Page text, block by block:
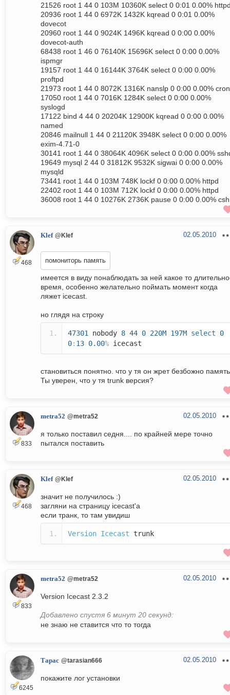
21526 root 1 44 0 103M 10360K select 0 0:01 0.00%
20936 root 1 44 0 6972K 1432K kqread 0 0:01 0.00%
dovecot
20960 root 1 44 0 9024K 1496K kqread 0 0:00 0.00%
dovecot-auth
68438 root 1 46 0 76140K 15696K select 0 0:00 0.00%
ispmgr
19157 root 1 44 0 16144K 3764K select 0 0:00 0.00%
proftpd
21973 root 1 44 0 8072K 1316K nanslp 0 0:00 0.00% cron
17050 root 1 44 0 7016K 1284K select 0 0:00 0.00%
syslogd
17122 bind 4 44 0 20204K 12900K kqread 0 0:00 0.00%
named
20846 mailnull 1 44 0 21120K 3948K select 0 0:00 0.00%
exim-4.71-0
30141 root 1 44 0 38064K 4096K select 0 0:00 0.00%
19649 mysql 2 44 0 31812K 9532K sigwai 0 0:00 0.00%
mysqld
73441 root 1 44 0 103M 748K lockf 0 0:00 0.00% httpd
22402 root 1 44 0 103M 712K lockf 0 0:00 0.00% httpd
36008 root 1 44 0 10276K 2736K pause 0 0:00 0.00% csh
468
Klef @Klef 02.05.2010
помониторь память
имеется в виду понаблюдать за ней какое то
время, особенно желательно поймать момент когда
ляжет icecast.
но глядя на строку
47301 nobody 8 44 0 220M 197M select
0
0: 13 0.00% icecast
становиться понятно. что у тя он жрет безбожно
Ты уверен, что у тя trunk версия?
833
metra52 @metra52 02.05.2010
я только поставил седня.... по крайней мере точно
пытался поставить
468
Klef @Klef 02.05.2010
значит не получилось :)
загляни на страницу icecast'а
если транк, то там увидиш
Version Icecast trunk
833
metra52 @metra52 02.05.2010
Version Icecast 2.3.2
Добавлено спустя 6 минут 20 секунд:
не знаю не ставится что то тогда
6245
Тарас @tarasian666 02.05.2010
покажите лог установки